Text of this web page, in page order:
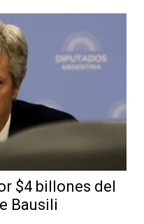
$4 billones del
Bausili